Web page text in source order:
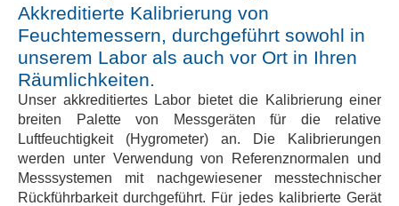
Akkreditierte Kalibrierung von
Feuchtemessern, durchgeführt sowohl in
unserem Labor als auch vor Ort in Ihren
Räumlichkeiten.
Unser akkreditiertes Labor bietet die Kalibrierung einer
breiten Palette von Messgeräten für die relative
Luftfeuchtigkeit (Hygrometer) an. Die Kalibrierungen
werden unter Verwendung von Referenznormalen und
Messsystemen mit nachgewiesener messtechnischer
Rückführbarkeit durchgeführt. Für jedes kalibrierte Gerät